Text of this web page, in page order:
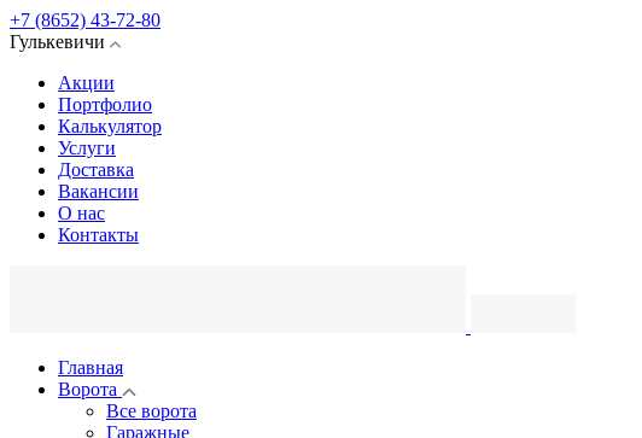
+7 (8652) 43-72-80
Гулькевичи
Акции
Портфолио
Калькулятор
Услуги
Доставка
Вакансии
О нас
Контакты
Главная
Ворота
Все ворота
Гаражные